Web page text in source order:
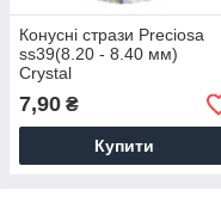
Конусні стрази Preciosa
ss39(8.20 - 8.40 мм)
Crystal
7,90 ₴
Купити